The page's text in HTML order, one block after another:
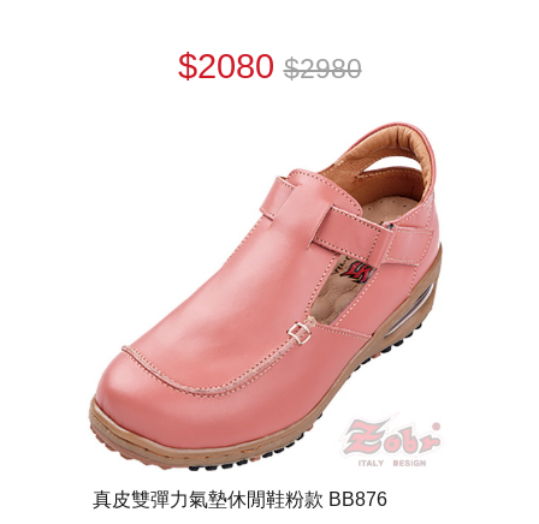
$2080$2980
真皮雙彈力氣墊休閒鞋粉款 BB876